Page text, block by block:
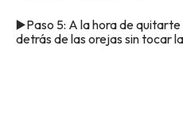
▶️Paso 5: A la hora de
detrás de las orejas sin tocar